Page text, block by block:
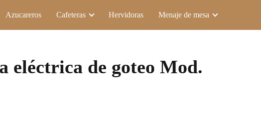
Azucareros Cafeteras Hervidoras Menaje de mesa
eléctrica de goteo Mod.